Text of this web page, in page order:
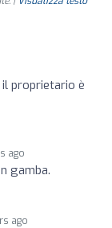
proprietario è
ago
gamba.
ago